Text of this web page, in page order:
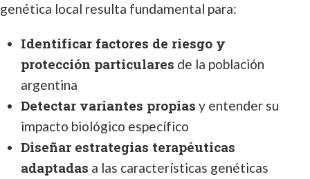
genética local resulta fundamental para:
Identificar factores de riesgo y
protección particulares de la población
argentina
Detectar variantes propias y entender su
impacto biológico específico
Diseñar estrategias terapéuticas
adaptadas a las características genéticas